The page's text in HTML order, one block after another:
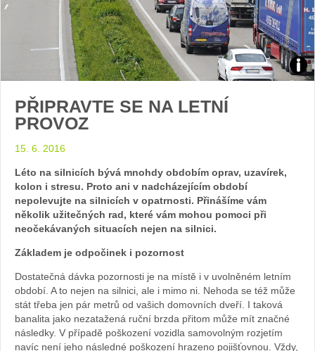
PŘIPRAVTE SE NA LETNÍ
PROVOZ
15. 6. 2016
Léto na silnicích bývá mnohdy obdobím oprav, uzavírek,
kolon i stresu. Proto ani v nadcházejícím období
nepolevujte na silnicích v opatrnosti. Přinášíme vám
několik užitečných rad, které vám mohou pomoci při
neočekávaných situacích nejen na silnici.
Základem je odpočinek i pozornost
Dostatečná dávka pozornosti je na místě i v uvolněném letním
období. A to nejen na silnici, ale i mimo ni. Nehoda se též může
stát třeba jen pár metrů od vašich domovních dveří. I taková
banalita jako nezatažená ruční brzda přitom může mít značné
následky. V případě poškození vozidla samovolným rozjetím
navíc není jeho následné poškození hrazeno pojišťovnou. Vždy,